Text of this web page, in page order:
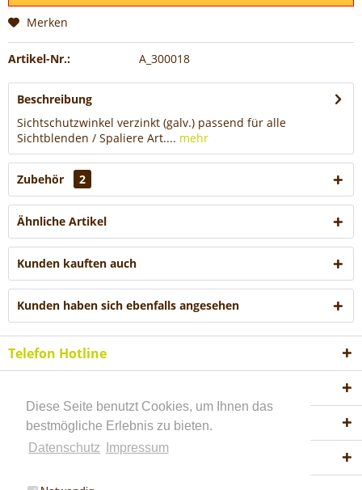
Diese Seite benutzt Cookies, um Ihnen das
bestmögliche Erlebnis zu bieten.
Datenschutz
Impressum
Merken
Artikel-Nr.: A_300018
Beschreibung
Sichtschutzwinkel verzinkt (galv.) passend für alle
Sichtblenden / Spaliere Art.... mehr
Zubehör 2
Ähnliche Artikel
Kunden kauften auch
Kunden haben sich ebenfalls angesehen
Telefon Hotline
Informationen
Akzeptierte Zahlungsweisen